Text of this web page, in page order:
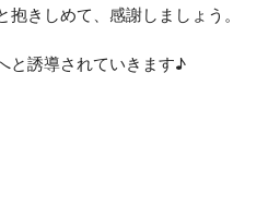
きしめて、感謝しましょう。
と誘導されていきます♪